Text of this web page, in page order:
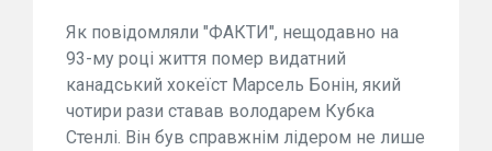
Як повідомляли "ФАКТИ", нещодавно на
93-му році життя помер видатний
канадський хокеїст Марсель Бонін, який
чотири рази ставав володарем Кубка
Стенлі. Він був справжнім лідером не лише